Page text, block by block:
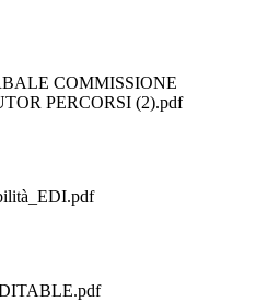
COMMISSIONE
PERCORSI (2).pdf